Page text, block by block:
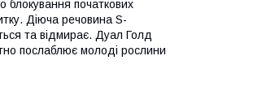
блокування початкових
Діюча речовина S-
та відмирає. Дуал Голд
послаблює молоді рослини